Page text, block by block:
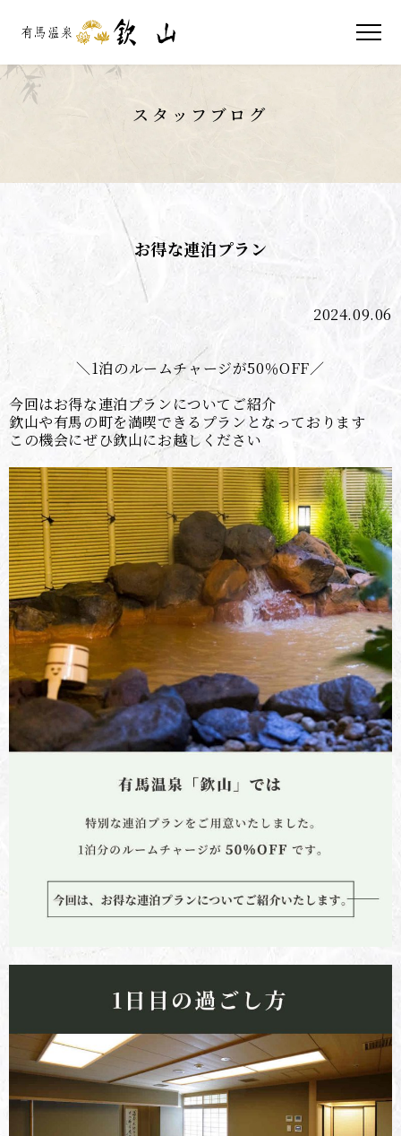
スタッフブログ
お得な連泊プラン
2024.09.06
＼1泊のルームチャージが50％OFF／
今回はお得な連泊プランについてご紹介
欽山や有馬の町を満喫できるプランとなっております
この機会にぜひ欽山にお越しください